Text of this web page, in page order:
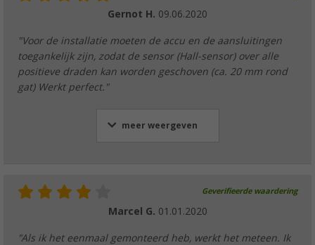
Gernot H. 09.06.2020
"Voor de installatie moeten de accu en de aansluitingen
toegankelijk zijn, zodat de sensor (Hall-sensor) over alle
positieve draden kan worden geschoven (ca. 20 mm rond
gat) Werkt perfect."
meer weergeven
Geverifieerde waardering
Marcel G. 01.01.2020
"Als ik het eenmaal gemonteerd heb, werkt het meteen. Ik